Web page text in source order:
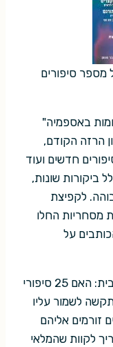
מספר סיפורים
באספמיה"
הרזה הקודם,
מציג פתאום 140 עמודים, 25 סיפורים חדשים ועוד
ביקורות שונות,
לקפיצת
מסחריות החלו
על
ההיקף הנרחב מעלה שאלה אינטואיטיבית: האם 25 סיפורי
לשמור עליו
זורמים אליהם
לקוות שהמלאי